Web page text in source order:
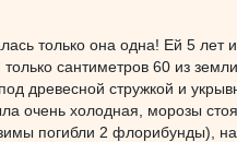
только она одна! Ей 5 лет
сантиметров 60 из
древесной стружкой и
очень холодная, морозы
погибли 2 флорибунды),